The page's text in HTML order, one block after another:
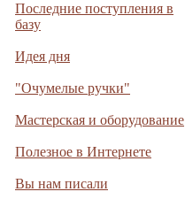
Последние поступления в
базу
Идея дня
"Очумелые ручки"
Мастерская и оборудование
Полезное в Интернете
Вы нам писали